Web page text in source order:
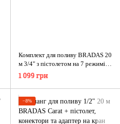
Комплект для поливу BRADAS 20
м 3/4" з пістолетом на 7 режимів
та адептером для крану
1 099 грн
−8%